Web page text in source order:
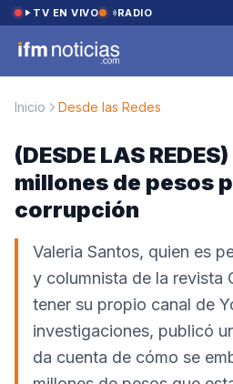
Saltar al contenido
TV EN VIVO RADIO
Inicio Desde las Redes
(DESDE LAS
millones de pesos
corrupción
Valeria Santos, quien es
y columnista de la revista
tener su propio canal de
investigaciones, publicó
da cuenta de cómo se